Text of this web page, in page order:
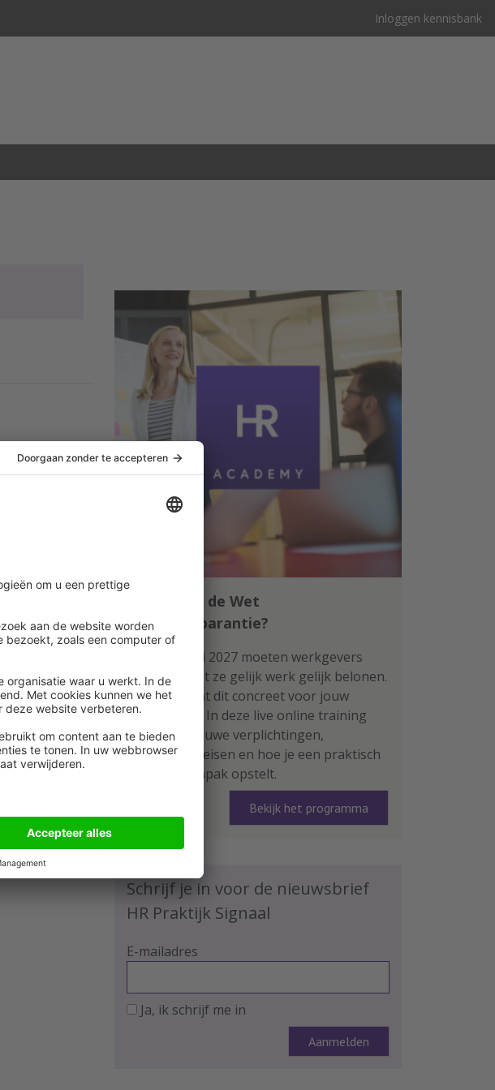
Inloggen kennisbank
Klaar voor de Wet
loontransparantie?
Per 1 januari 2027 moeten werkgevers
aantonen dat ze gelijk werk gelijk belonen.
Wat betekent dit concreet voor jouw
organisatie? In deze live online training
leer je de nieuwe verplichtingen,
rapportage-eisen en hoe je een praktisch
plan van aanpak opstelt.
Bekijk het programma
Schrijf je in voor de nieuwsbrief
HR Praktijk Signaal
E-mailadres
Ja, ik schrijf me in